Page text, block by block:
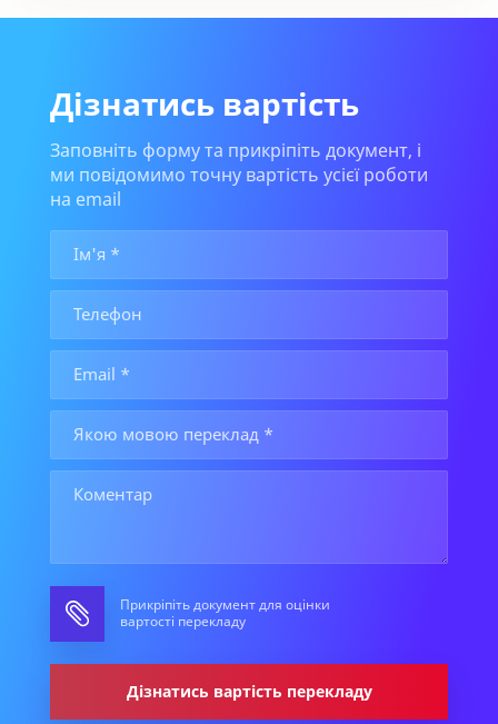
Дізнатись вартість
Заповніть форму та прикріпіть документ, і
ми повідомимо точну вартість усієї роботи
на email
Прикріпіть документ для оцінки
вартості перекладу
Дізнатись вартість перекладу